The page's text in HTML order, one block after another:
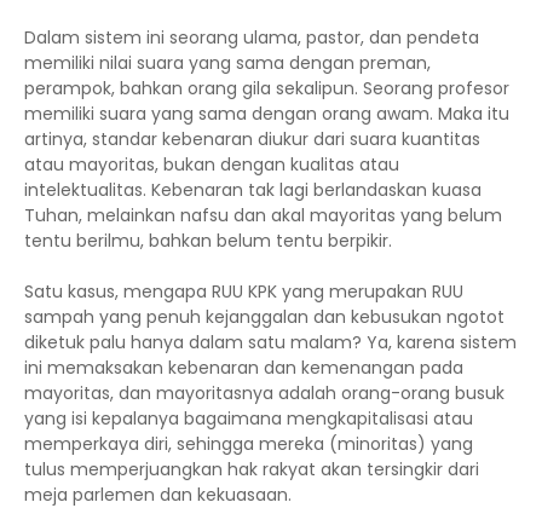
Dalam sistem ini seorang ulama, pastor, dan pendeta
memiliki nilai suara yang sama dengan preman,
perampok, bahkan orang gila sekalipun. Seorang profesor
memiliki suara yang sama dengan orang awam. Maka itu
artinya, standar kebenaran diukur dari suara kuantitas
atau mayoritas, bukan dengan kualitas atau
intelektualitas. Kebenaran tak lagi berlandaskan kuasa
Tuhan, melainkan nafsu dan akal mayoritas yang belum
tentu berilmu, bahkan belum tentu berpikir.
Satu kasus, mengapa RUU KPK yang merupakan RUU
sampah yang penuh kejanggalan dan kebusukan ngotot
diketuk palu hanya dalam satu malam? Ya, karena sistem
ini memaksakan kebenaran dan kemenangan pada
mayoritas, dan mayoritasnya adalah orang-orang busuk
yang isi kepalanya bagaimana mengkapitalisasi atau
memperkaya diri, sehingga mereka (minoritas) yang
tulus memperjuangkan hak rakyat akan tersingkir dari
meja parlemen dan kekuasaan.